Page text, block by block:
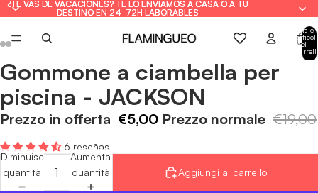
¿TE VAS DE VACACIONES? TE LO ENVIAMOS A CASA O A TU
DESTINO EN 24-72H LABORABLES
¿TE VAS DE VACACIONES? TE LO ENVIAMOS A CASA O A TU
DESTINO EN 24-72H LABORABLES
Totale
articoli
nel
Apri
immagine
a
schermo
Apri
immagine
a
schermo
Apri
immagine
a
schermo
Apri
immagine
a
schermo
Apri
immagine
a
schermo
Apri
immagine
a
schermo
Gommone a ciambella per
piscina - JACKSON
Prezzo in offerta €5,00 Prezzo normale €19,00
6 reseñas
Diminuisci
quantità
Aumenta
quantità
Aggiungi al carrello